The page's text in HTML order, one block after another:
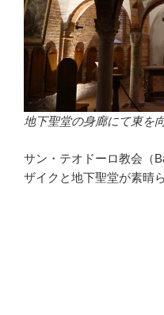
地下聖堂の身廊にて東を
サン・テオドーロ教会（
ザイクと地下聖堂が素晴